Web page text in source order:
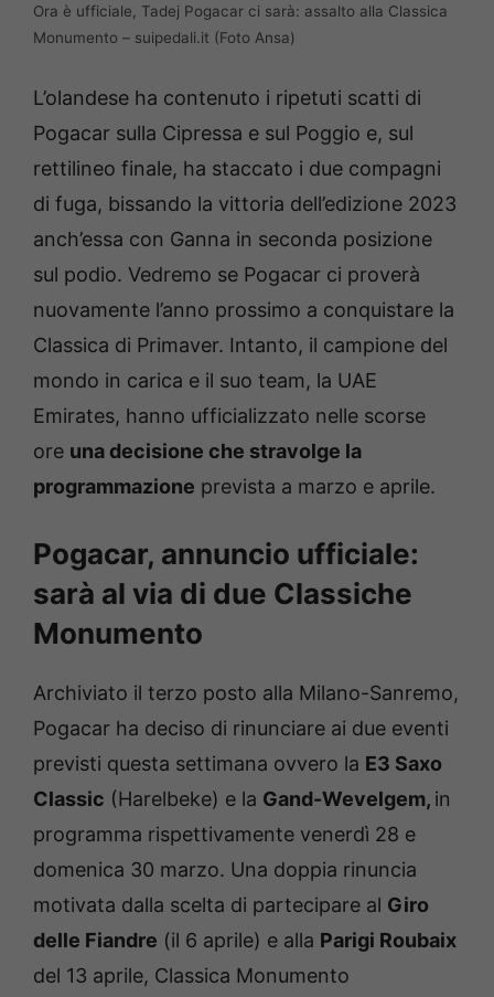
Ora è ufficiale, Tadej Pogacar ci sarà: assalto alla Classica
Monumento – suipedali.it (Foto Ansa)
L’olandese ha contenuto i ripetuti scatti di
Pogacar sulla Cipressa e sul Poggio e, sul
rettilineo finale, ha staccato i due compagni
di fuga, bissando la vittoria dell’edizione 2023
anch’essa con Ganna in seconda posizione
sul podio. Vedremo se Pogacar ci proverà
nuovamente l’anno prossimo a conquistare la
Classica di Primaver. Intanto, il campione del
mondo in carica e il suo team, la UAE
Emirates, hanno ufficializzato nelle scorse
ore una decisione che stravolge la
programmazione prevista a marzo e aprile.
Pogacar, annuncio ufficiale:
sarà al via di due Classiche
Monumento
Archiviato il terzo posto alla Milano-Sanremo,
Pogacar ha deciso di rinunciare ai due eventi
previsti questa settimana ovvero la E3 Saxo
Classic (Harelbeke) e la Gand-Wevelgem, in
programma rispettivamente venerdì 28 e
domenica 30 marzo. Una doppia rinuncia
motivata dalla scelta di partecipare al Giro
delle Fiandre (il 6 aprile) e alla Parigi Roubaix
del 13 aprile, Classica Monumento